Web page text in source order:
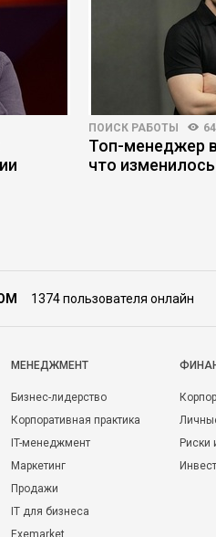
ПОИСК РАБОТЫ
Топ-менеджер
что
1374 пользователя онлайн
МЕНЕДЖМЕНТ
Бизнес-лидерство
Корпоративная практика
IT-менеджмент
Маркетинг
Продажи
IT для бизнеса
Exemarket
Риски